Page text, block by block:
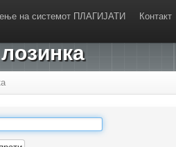
на системот ПЛАГИЈАТИ Контакт